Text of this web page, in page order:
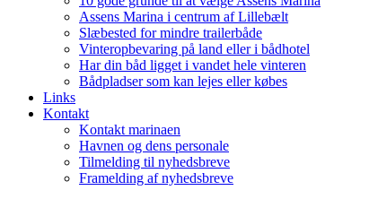
Assens Marina i centrum af Lillebælt
Slæbested for mindre trailerbåde
Vinteropbevaring på land eller i bådhotel
Har din båd ligget i vandet hele vinteren
Bådpladser som kan lejes eller købes
Links
Kontakt
Kontakt marinaen
Havnen og dens personale
Tilmelding til nyhedsbreve
Framelding af nyhedsbreve